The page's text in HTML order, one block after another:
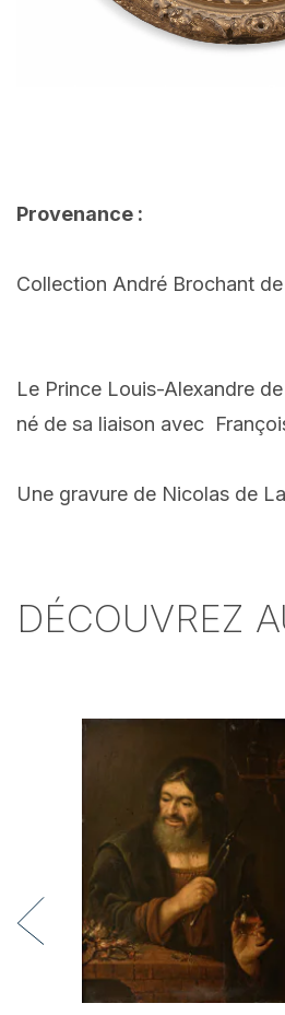
Provenance :
Collection André Brochant
Le Prince Louis-Alexandre
né de sa liaison avec
Une gravure de Nicolas de
DÉCOUVREZ